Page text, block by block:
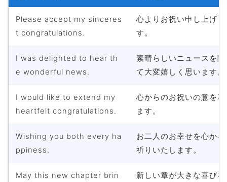
Please accept my sinceres
t congratulations.
心よりお祝い申し上げま
す。
I was delighted to hear th
e wonderful news.
素晴らしいニュースを聞
て大変嬉しく思います。
I would like to extend my
heartfelt congratulations.
心からのお祝いの意を表
ます。
Wishing you both every ha
ppiness.
お二人のお幸せを心か
祈りいたします。
May this new chapter brin
新しい章が大きな喜び